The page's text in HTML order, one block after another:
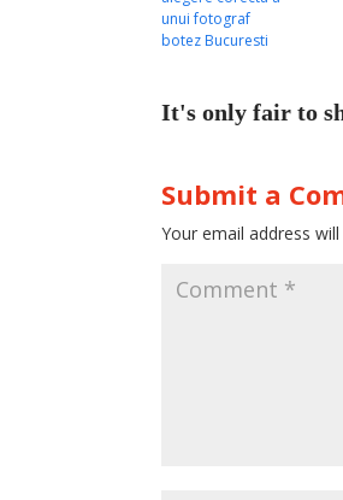
unui fotograf
botez Bucuresti
It's only fair to
Submit a
Your email address